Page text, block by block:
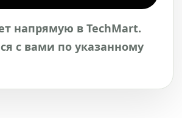
напрямую в TechMart.
с вами по указанному